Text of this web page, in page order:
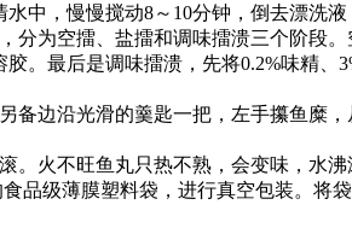
水中，慢慢搅动8～ 10分钟，倒去漂洗
分为空擂、盐擂和调味擂溃三个阶段
。最后是调味擂溃，先将0.2%味精、
备边沿光滑的羹匙一把，左手攥鱼糜
。火不旺鱼丸只热不熟，会变味，水
品级薄膜塑料袋，进行真空包装。将